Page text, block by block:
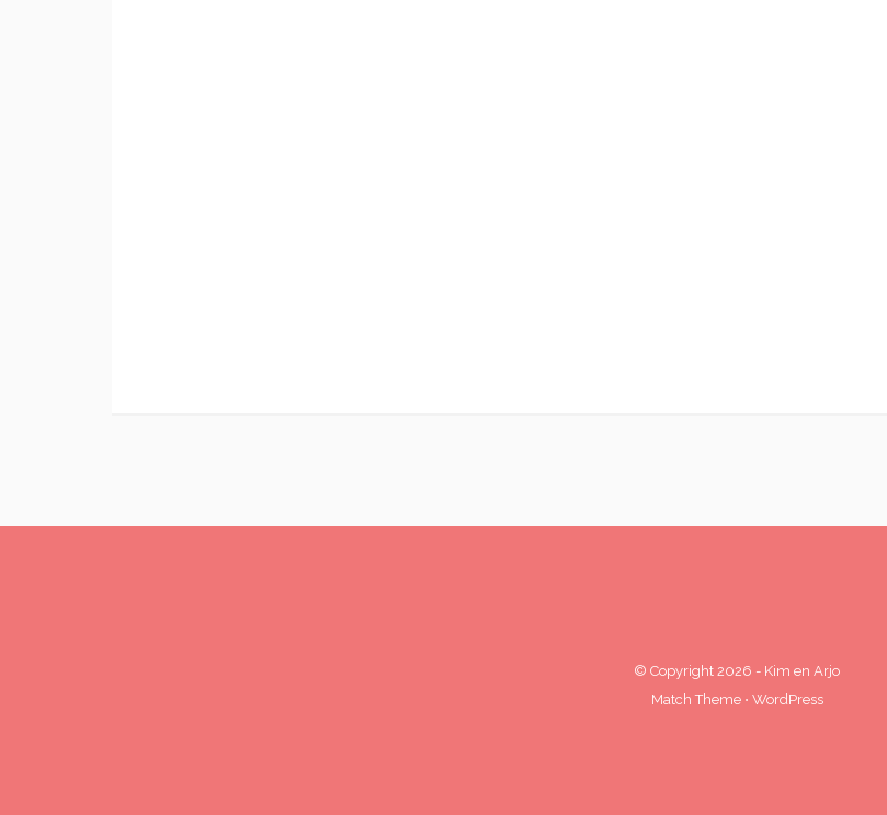
© Copyright 2026 - Kim en Arjo
Match Theme⋅ WordPress